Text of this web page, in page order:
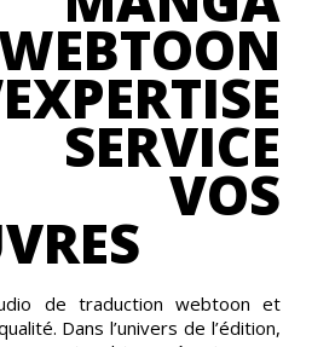
VOS
de traduction webtoon et
Dans l’univers de l’édition,